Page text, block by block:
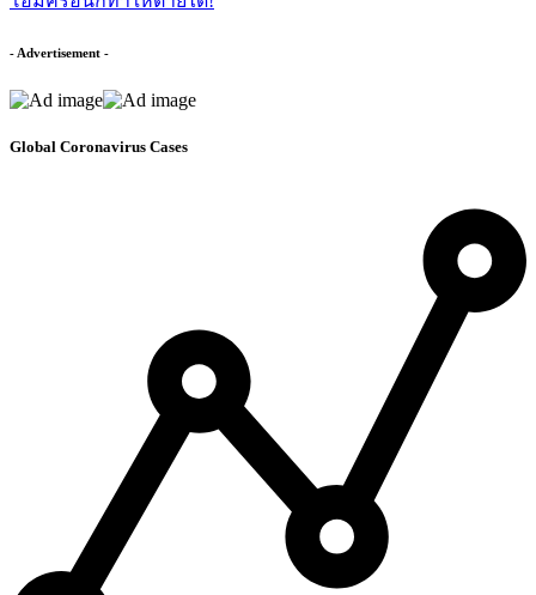
- Advertisement -
Global Coronavirus Cases